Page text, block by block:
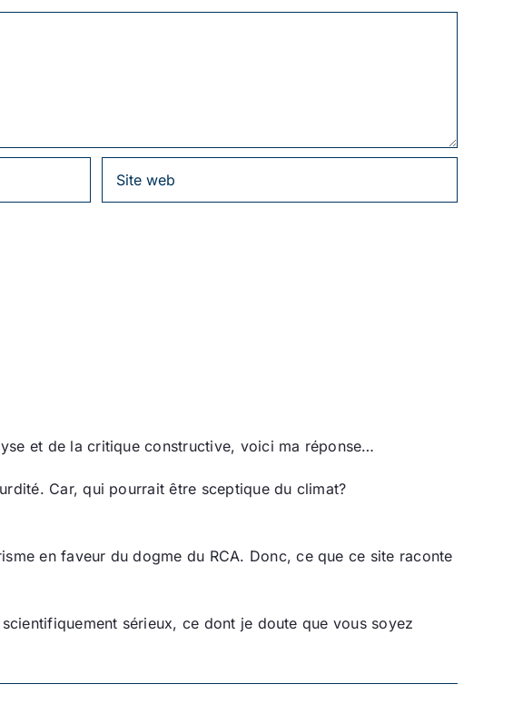
et de la critique constructive, voici ma réponse…
Car, qui pourrait être sceptique du climat?
en faveur du dogme du RCA. Donc, ce que ce site raconte
sérieux, ce dont je doute que vous soyez